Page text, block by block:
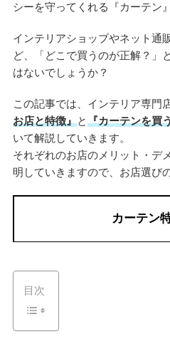
シーを守ってくれる『カーテン』
インテリアショップやネット通
ど、「どこで買うのが正解？」
はないでしょうか？
この記事では、インテリア専門
お店と特徴』と『カーテンを買
いて解説していきます。
それぞれのお店のメリット・デ
明していきますので、お店選び
カーテン
目次